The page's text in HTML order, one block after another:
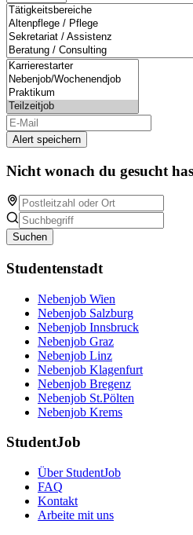
Alert speichern
Nicht wonach du gesucht
Suchen
Studentenstadt
Nebenjob Wien
Nebenjob Salzburg
Nebenjob Innsbruck
Nebenjob Graz
Nebenjob Linz
Nebenjob Klagenfurt
Nebenjob Bregenz
Nebenjob St.Pölten
Nebenjob Krems
StudentJob
Über StudentJob
FAQ
Kontakt
Arbeite mit uns